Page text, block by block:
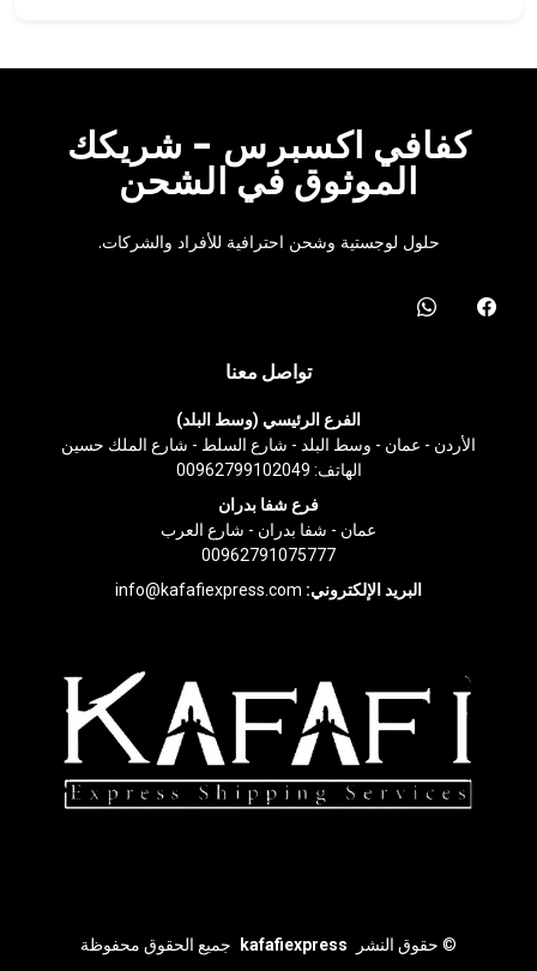
كفافي اكسبرس - شريكك
الموثوق في الشحن
حلول لوجستية وشحن احترافية للأفراد والشركات.
تواصل معنا
الفرع الرئيسي (وسط البلد)
الأردن - عمان - وسط البلد - شارع السلط - شارع الملك حسين
الهاتف: 00962799102049
فرع شفا بدران
عمان - شفا بدران - شارع العرب
00962791075777
البريد الإلكتروني: info@kafafiexpress.com
© حقوق النشر kafafiexpress جميع الحقوق محفوظة